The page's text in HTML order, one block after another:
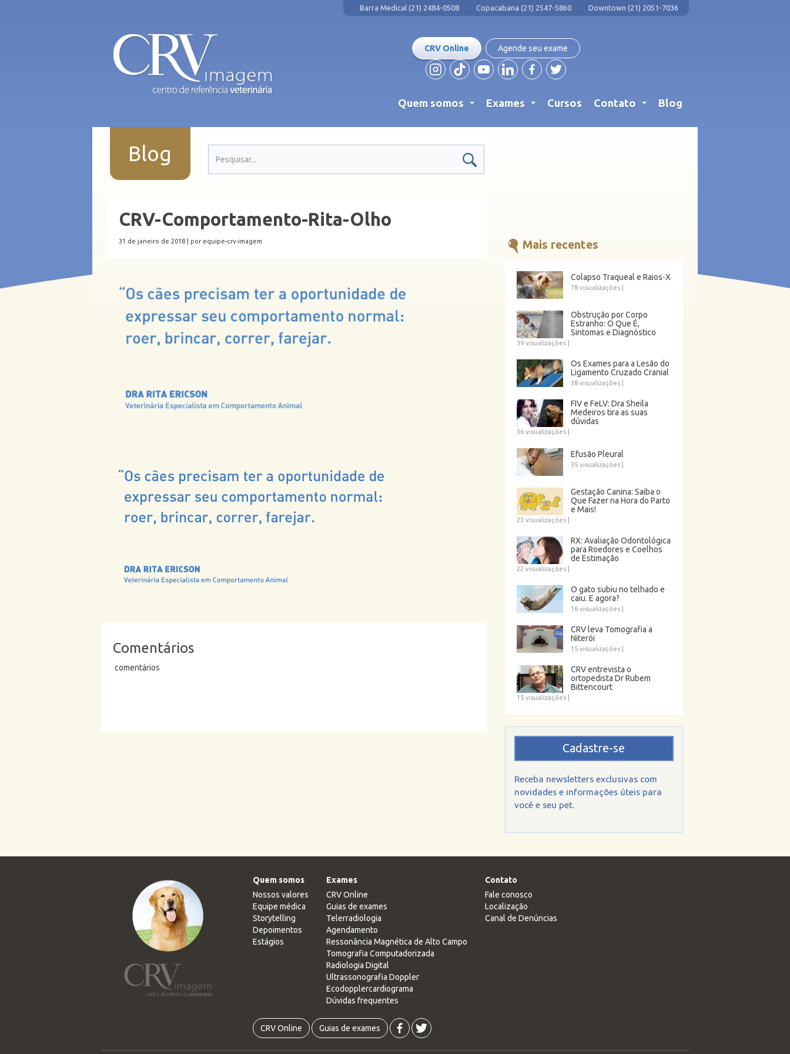
Barra Medical (21) 2484-0508 Copacabana (21) 2547-5860 Downtown (21) 2051-7036
CRV Online Agende seu exame
Quem somos Exames Cursos Contato Blog
Blog
CRV-Comportamento-Rita-Olho
31 de janeiro de 2018 | por equipe-crv-imagem
Comentários
comentários
Mais recentes
Colapso Traqueal e Raios-X
78 visualizações|
Obstrução por Corpo
Estranho: O Que É,
Sintomas e Diagnóstico
39 visualizações|
Os Exames para a Lesão do
Ligamento Cruzado Cranial
38 visualizações|
FIV e FeLV: Dra Sheila
Medeiros tira as suas
dúvidas
36 visualizações|
Efusão Pleural
35 visualizações|
Gestação Canina: Saiba o
Que Fazer na Hora do Parto
e Mais!
23 visualizações|
RX: Avaliação Odontológica
para Roedores e Coelhos
de Estimação
22 visualizações|
O gato subiu no telhado e
caiu. E agora?
16 visualizações|
CRV leva Tomografia a
Niterói
15 visualizações|
CRV entrevista o
ortopedista Dr Rubem
Bittencourt
15 visualizações|
Cadastre-se
Receba newsletters exclusivas com
novidades e informações úteis para
você e seu pet.
Quem somos
Nossos valores
Equipe médica
Storytelling
Depoimentos
Estágios
Exames
CRV Online
Guias de exames
Telerradiologia
Agendamento
Ressonância Magnética de Alto Campo
Tomografia Computadorizada
Radiologia Digital
Ultrassonografia Doppler
Ecodopplercardiograma
Dúvidas frequentes
Contato
Fale conosco
Localização
Canal de Denúncias
CRV Online Guias de exames